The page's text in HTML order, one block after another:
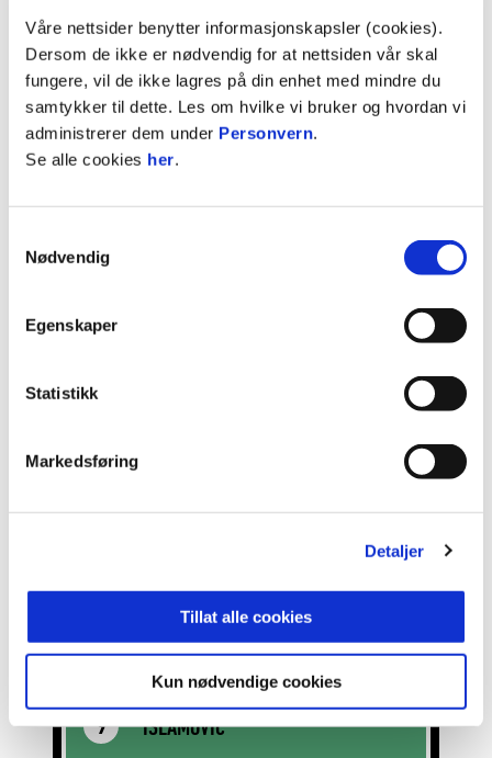
Våre nettsider benytter informasjonskapsler (cookies).
Dersom de ikke er nødvendig for at nettsiden vår skal
fungere, vil de ikke lagres på din enhet med mindre du
samtykker til dette. Les om hvilke vi bruker og hvordan vi
administrerer dem under Personvern.
Se alle cookies her.
Nødvendig
Egenskaper
Statistikk
Markedsføring
Detaljer
Tillat alle cookies
Kun nødvendige cookies
10 ROSENBORG 15 18
11 FREDRIKSTAD 15 17
Se hele tabellen
3
VOLDEN
17 BOMHOLT
CEIDE
9 ISLAMOVIC